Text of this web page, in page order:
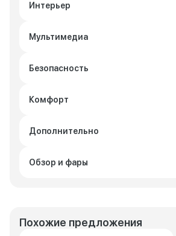
Интерьер
Мультимедиа
Безопасность
Комфорт
Дополнительно
Обзор и фары
Похожие предложения